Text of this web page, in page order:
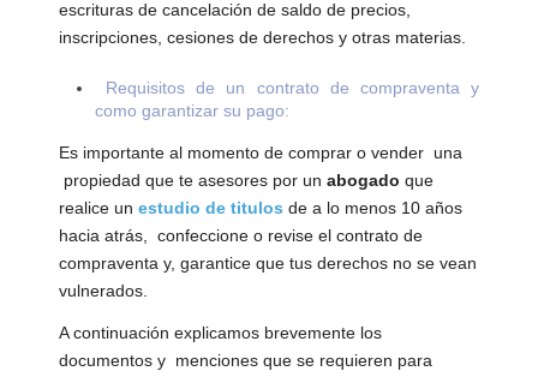
Contáctenos
Nuestra
Empresa
Noticias
escrituras de cancelación de saldo de precios,
inscripciones, cesiones de derechos y otras materias.
Requisitos de un contrato de compraventa y
como garantizar su pago:
Es importante al momento de comprar o vender una
propiedad que te asesores por un abogado que
realice un estudio de titulos de a lo menos 10 años
hacia atrás, confeccione o revise el contrato de
compraventa y, garantice que tus derechos no se vean
vulnerados.
A continuación explicamos brevemente los
documentos y menciones que se requieren para